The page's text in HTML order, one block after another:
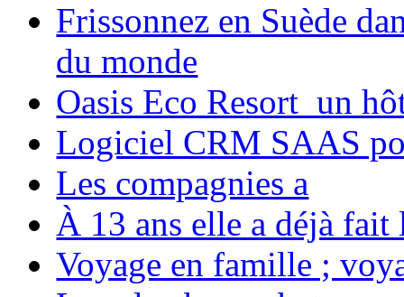
Frissonnez en Suède
du monde
Oasis Eco Resort un
Logiciel CRM SAAS
Les compagnies a
À 13 ans elle a déjà
Voyage en famille ;